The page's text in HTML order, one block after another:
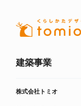
建築事業
株式会社トミオ